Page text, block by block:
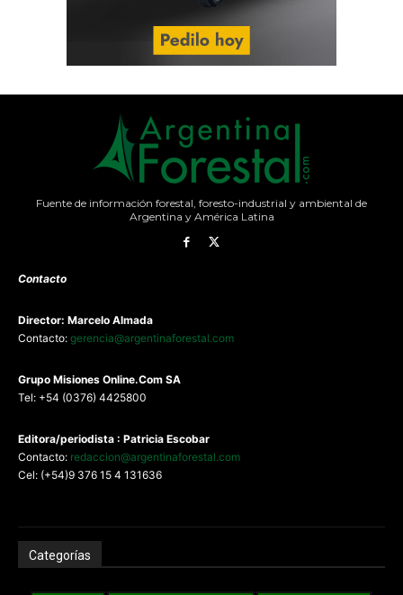
Fuente de información forestal, foresto-industrial y ambiental de
Argentina y América Latina
Contacto
Director: Marcelo Almada
Contacto: gerencia@argentinaforestal.com
Grupo Misiones Online.Com SA
Tel: +54 (0376) 4425800
Editora/periodista : Patricia Escobar
Contacto: redaccion@argentinaforestal.com
Cel: (+54)9 376 15 4 131636
Categorías